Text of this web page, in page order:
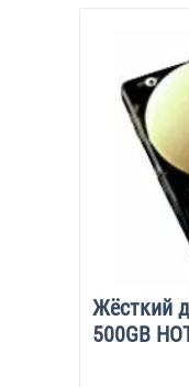
Жёсткий
500GB